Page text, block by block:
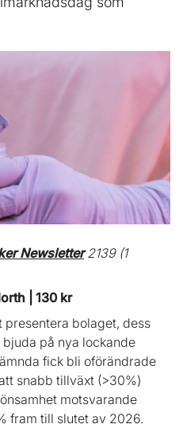
Newsletter2139 (1
| 130 kr
presentera bolaget, dess
på nya lockande
fick bli oförändrade
snabb tillväxt (>30%)
motsvarande
fram till slutet av 2026.